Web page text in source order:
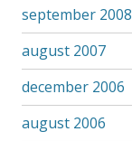
september 2008
august 2007
december 2006
august 2006